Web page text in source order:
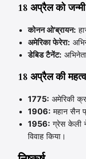
18 अप्रैल को जन्मी
कोनन ओ'ब्रायन:
अमेरिका फेरेरा:
डेबिड टैनेंट:
18 अप्रैल की
1775: अमेरिकी
1906: महान सैन
1956: ग्रेस केली
विवाह किया।